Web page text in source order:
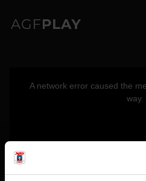
A network error caused the
way.